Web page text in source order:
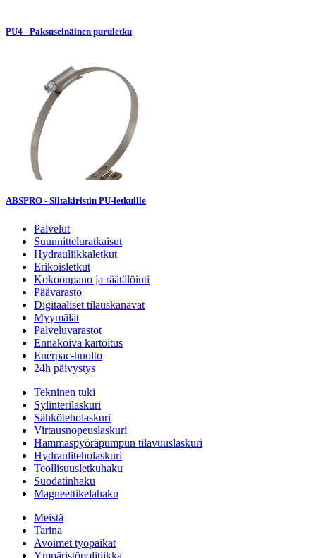
PU4 - Paksuseinäinen puruletku
ABSPRO - Siltakiristin PU-letkuille
Palvelut
Suunnitteluratkaisut
Hydrauliikkaletkut
Erikoisletkut
Kokoonpano ja räätälöinti
Päävarasto
Digitaaliset tilauskanavat
Myymälät
Palveluvarastot
Ennakoiva kartoitus
Enerpac-huolto
24h päivystys
Tekninen tuki
Sylinterilaskuri
Sähköteholaskuri
Virtausnopeuslaskuri
Hammaspyöräpumpun tilavuuslaskuri
Hydrauliteholaskuri
Teollisuusletkuhaku
Suodatinhaku
Magneettikelahaku
Meistä
Tarina
Avoimet työpaikat
Ympäristöpolitiikka